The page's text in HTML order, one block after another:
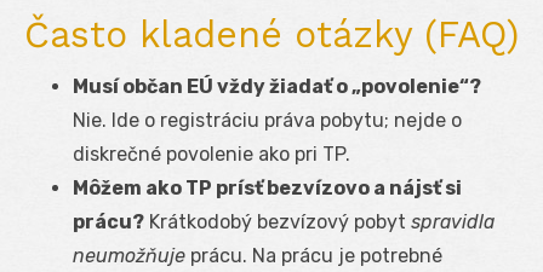
Často kladené otázky (FAQ)
Musí občan EÚ vždy žiadať o „povolenie“?
Nie. Ide o registráciu práva pobytu; nejde o
diskrečné povolenie ako pri TP.
Môžem ako TP prísť bezvízovo a nájsť si
prácu? Krátkodobý bezvízový pobyt spravidla
neumožňuje prácu. Na prácu je potrebné